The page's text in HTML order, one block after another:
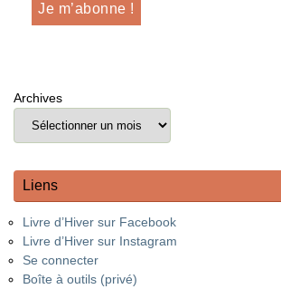
Archives
Liens
Livre d’Hiver sur Facebook
Livre d’Hiver sur Instagram
Se connecter
Boîte à outils (privé)